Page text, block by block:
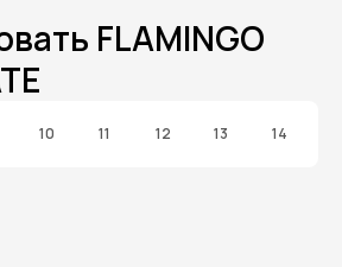
FLAMINGO
10 11 12 13 14